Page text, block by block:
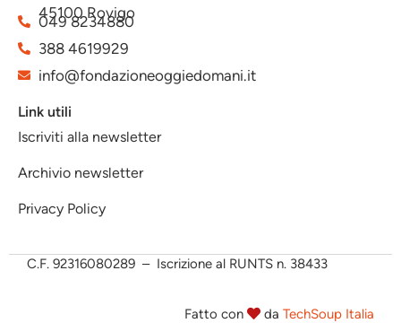
45100 Rovigo
049 8234880
388 4619929
info@fondazioneoggiedomani.it
Link utili
Iscriviti alla newsletter
Archivio newsletter
Privacy Policy
C.F. 92316080289 – Iscrizione al RUNTS n. 38433
Fatto con da TechSoup Italia